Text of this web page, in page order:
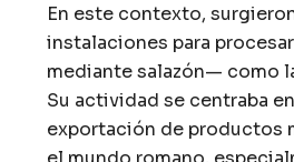
En este contexto,
instalaciones para
mediante salazón— como
Su actividad se centraba
exportación de productos